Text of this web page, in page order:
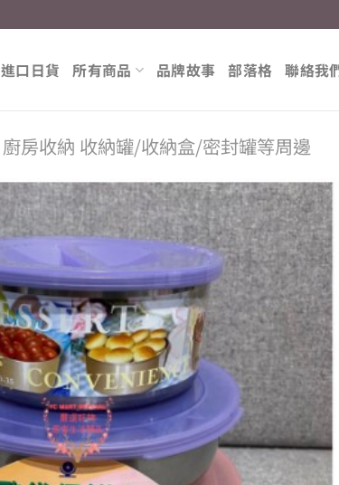
進口日貨 所有商品 品牌故事 部落格 聯絡我
廚房收納 收納罐/收納盒/密封罐等周邊